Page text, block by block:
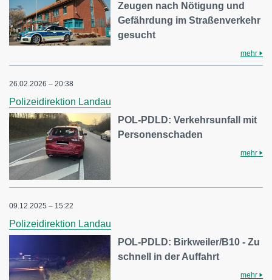
Zeugen nach Nötigung und
Gefährdung im Straßenverkehr
gesucht
mehr
26.02.2026 – 20:38
Polizeidirektion Landau
POL-PDLD: Verkehrsunfall mit
Personenschaden
mehr
09.12.2025 – 15:22
Polizeidirektion Landau
POL-PDLD: Birkweiler/B10 - Zu
schnell in der Auffahrt
mehr